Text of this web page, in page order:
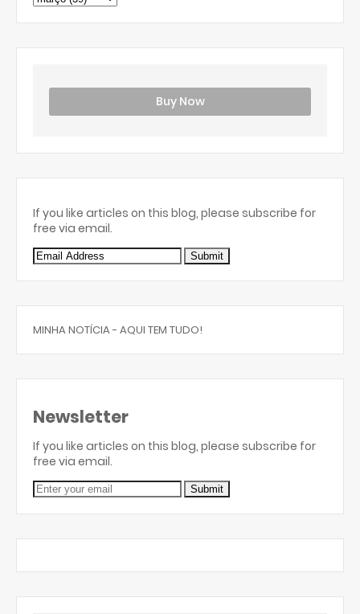
Buy Now
If you like articles on this blog, please subscribe for
free via email.
MINHA NOTÍCIA - AQUI TEM TUDO!
Newsletter
If you like articles on this blog, please subscribe for
free via email.